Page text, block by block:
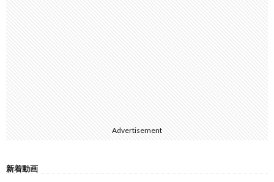
Advertisement
新着動画